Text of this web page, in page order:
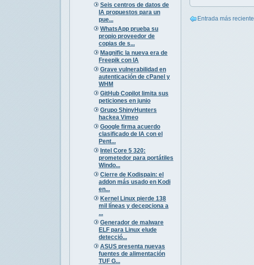
Seis centros de datos de
IA propuestos para un
pue...
WhatsApp prueba su
propio proveedor de
copias de s...
Magnific la nueva era de
Freepik con IA
Grave vulnerabilidad en
autenticación de cPanel y
WHM
GitHub Copilot limita sus
peticiones en junio
Grupo ShinyHunters
hackea Vimeo
Google firma acuerdo
clasificado de IA con el
Pent...
Intel Core 5 320:
prometedor para portátiles
Windo...
Cierre de Kodispain: el
addon más usado en Kodi
en...
Kernel Linux pierde 138
mil líneas y decepciona a
...
Generador de malware
ELF para Linux elude
detecció...
ASUS presenta nuevas
fuentes de alimentación
TUF G...
Entrada más reciente